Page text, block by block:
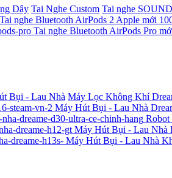
Dây Tai Nghe Custom Tai nghe
Tai nghe Bluetooth AirPods 2 Apple mới
Tai nghe Bluetooth AirPods Pro
Bụi - Lau Nhà Máy Lọc Không Khí
Máy Hút Bụi - Lau Nhà
Robot
Máy Hút Bụi - Lau Nhà
Máy Hút Bụi - Lau Nhà